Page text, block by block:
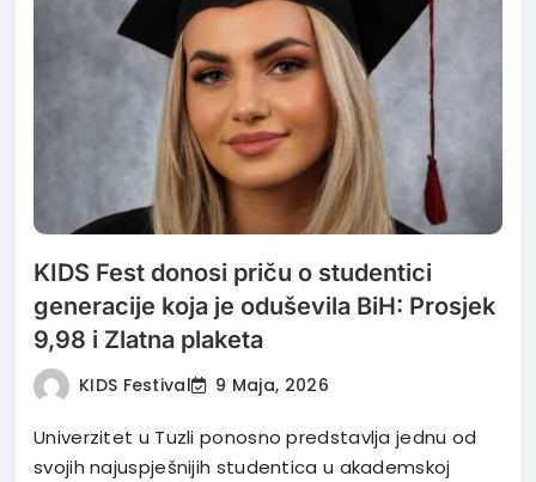
KIDS Fest donosi priču o studentici
generacije koja je oduševila BiH: Prosjek
9,98 i Zlatna plaketa
KIDS Festival 9 Maja, 2026
Univerzitet u Tuzli ponosno predstavlja jednu od
svojih najuspješnijih studentica u akademskoj